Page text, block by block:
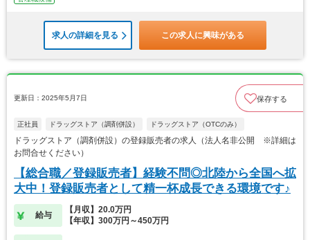
求人の詳細を見る この求人に興味がある
更新日：2025年5月7日 保存する
正社員 ドラッグストア（調剤併設） ドラッグストア（OTCのみ）
ドラッグストア（調剤併設）の登録販売者の求人（法人名非公開 ※詳細は
お問合せください）
【総合職／登録販売者】経験不問◎北陸から全国へ拡
大中！登録販売者として精一杯成長できる環境です♪
給与
【月収】20.0万円
【年収】300万円～450万円